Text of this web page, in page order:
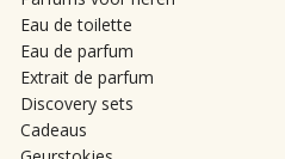
Eau de toilette
Eau de parfum
Extrait de parfum
Discovery sets
Cadeaus